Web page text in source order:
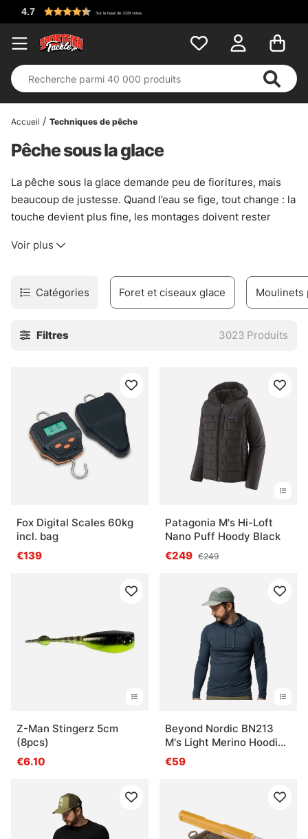
Accueil Techniques de pêche
Pêche sous la glace
La pêche sous la glace demande peu de fioritures, mais
beaucoup de justesse. Quand l’eau se fige, tout change : la
touche devient plus fine, les montages doivent rester
l’équipement sert surtout à lire le froid, à sentir les
deviennent sèches, piquantes, parfois franchement
capricieuses.
glace avec sérieux : cannes courtes, leurres compacts,
les poissons plus méfiants, le bon matériel fait vite la
différence. Pas besoin d’en faire trop. En hiver, la précision
suffit souvent.
» Retour aux techniques de pêche
glace
Qu’est-ce qu’une canne pour la pêche sous la
glace ?
Qu’est-ce qui fonctionne bien en plein hiver ?
Qu’est-ce qu’il faut prévoir avant de partir sur la
glace ?
Voir plus
Catégories Foret et ciseaux glace Moulinets
Filtres 3023 Produits
Fox Digital Scales 60kg
incl. bag
€139
Patagonia M's Hi-Loft
Nano Puff Hoody Black
€249 €249
Z-Man Stingerz 5cm
(8pcs)
€6.10
Beyond Nordic BN213
M's Light Merino Hoodie
Orion Blue
€59